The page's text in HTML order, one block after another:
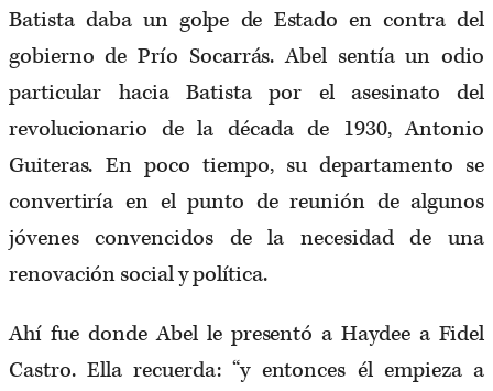
Batista daba un golpe de Estado en contra del
gobierno de Prío Socarrás. Abel sentía un odio
particular hacia Batista por el asesinato del
revolucionario de la década de 1930, Antonio
Guiteras. En poco tiempo, su departamento se
convertiría en el punto de reunión de algunos
jóvenes convencidos de la necesidad de una
renovación social y política.
Ahí fue donde Abel le presentó a Haydee a Fidel
Castro. Ella recuerda: “y entonces él empieza a